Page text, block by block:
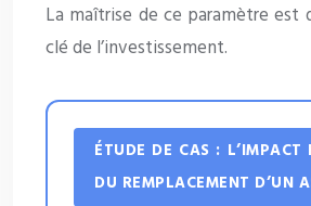
La maîtrise de ce paramètre est
clé de l’investissement.
ÉTUDE DE CAS : L’IMPACT
DU REMPLACEMENT D’UN